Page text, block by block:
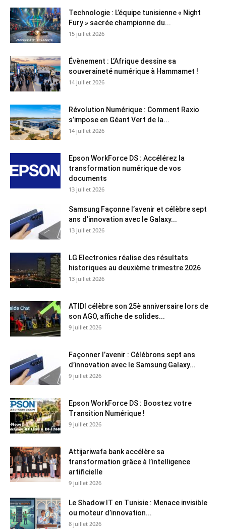
Technologie : L’équipe tunisienne « Night
Fury » sacrée championne du...
15 juillet 2026
Évènement : L’Afrique dessine sa
souveraineté numérique à Hammamet !
14 juillet 2026
Révolution Numérique : Comment Raxio
s’impose en Géant Vert de la...
14 juillet 2026
Epson WorkForce DS : Accélérez la
transformation numérique de vos
documents
13 juillet 2026
Samsung Façonne l’avenir et célèbre sept
ans d’innovation avec le Galaxy...
13 juillet 2026
LG Electronics réalise des résultats
historiques au deuxième trimestre 2026
13 juillet 2026
ATIDI célèbre son 25è anniversaire lors de
son AGO, affiche de solides...
9 juillet 2026
Façonner l’avenir : Célébrons sept ans
d’innovation avec le Samsung Galaxy...
9 juillet 2026
Epson WorkForce DS : Boostez votre
Transition Numérique !
9 juillet 2026
Attijariwafa bank accélère sa
transformation grâce à l’intelligence
artificielle
9 juillet 2026
Le Shadow IT en Tunisie : Menace invisible
ou moteur d’innovation...
8 juillet 2026